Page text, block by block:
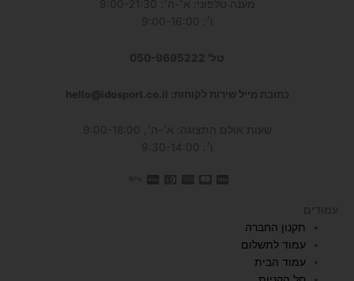
מענה טלפוני: א׳-ה׳: 9:00-21:30
טל' 050-9695222
כתובת מייל שירות לקוחות: hello@idosport.co.il
שעות אולם התצוגה: א׳-ה׳, 9:00-18:00
עמודים
תקנון החברה
עמוד לתשלום
עמוד הבית